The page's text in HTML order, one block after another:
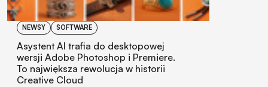
NEWSY SOFTWARE
Asystent AI trafia do desktopowej
wersji Adobe Photoshop i Premiere.
To największa rewolucja w historii
Creative Cloud